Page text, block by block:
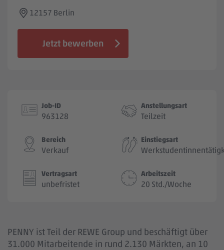
12157 Berlin
Jetzt bewerben
Job-ID
963128
Anstellungsart
Teilzeit
Bereich
Verkauf
Einstiegsart
Vertragsart
unbefristet
Arbeitszeit
20 Std./Woche
PENNY ist Teil der REWE Group und beschäftigt über
31.000 Mitarbeitende in rund 2.130 Märkten, an 10